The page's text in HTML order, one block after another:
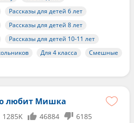
Рассказы для детей 6 лет
Рассказы для детей 8 лет
Рассказы для детей 10-11 лет
Для 4 класса
Смешные
любит Мишка
1285K 46884
6185